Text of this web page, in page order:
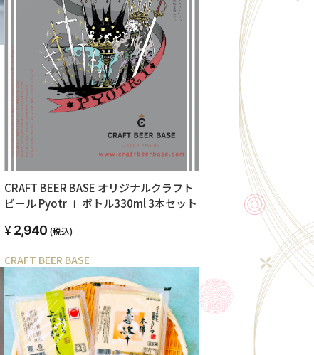
CRAFT BEER BASE オリジナルクラフト
ビール Pyotr Ⅰ ボトル330ml 3本セット
2,940 (税込)
CRAFT BEER BASE